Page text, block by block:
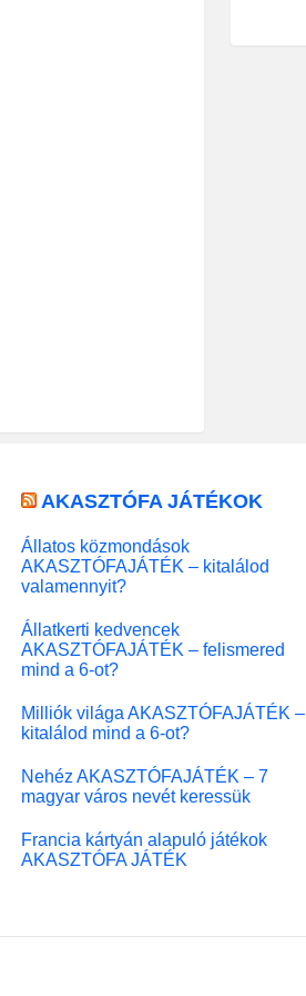
AKASZTÓFA JÁTÉKOK
Állatos közmondások
AKASZTÓFAJÁTÉK – kitalálod
valamennyit?
Állatkerti kedvencek
AKASZTÓFAJÁTÉK – felismered
mind a 6-ot?
Milliók világa AKASZTÓFAJÁTÉK –
kitalálod mind a 6-ot?
Nehéz AKASZTÓFAJÁTÉK – 7
magyar város nevét keressük
Francia kártyán alapuló játékok
AKASZTÓFA JÁTÉK